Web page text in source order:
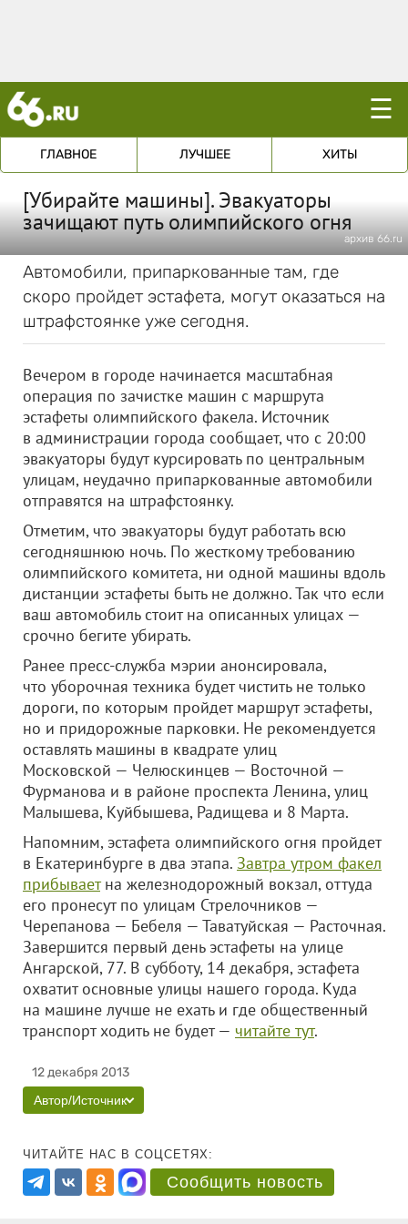
☰
ГЛАВНОЕ ЛУЧШЕЕ ХИТЫ
[Убирайте машины]. Эвакуаторы
зачищают путь олимпийского огня
архив 66.ru
Автомобили, припаркованные там, где
скоро пройдет эстафета, могут оказаться на
штрафстоянке уже сегодня.
Вечером в городе начинается масштабная
операция по зачистке машин с маршрута
эстафеты олимпийского факела. Источник
в администрации города сообщает, что с 20:00
эвакуаторы будут курсировать по центральным
улицам, неудачно припаркованные автомобили
отправятся на штрафстоянку.
Отметим, что эвакуаторы будут работать всю
сегодняшнюю ночь. По жесткому требованию
олимпийского комитета, ни одной машины вдоль
дистанции эстафеты быть не должно. Так что если
ваш автомобиль стоит на описанных улицах —
срочно бегите убирать.
Ранее пресс-служба мэрии анонсировала,
что уборочная техника будет чистить не только
дороги, по которым пройдет маршрут эстафеты,
но и придорожные парковки. Не рекомендуется
оставлять машины в квадрате улиц
Московской — Челюскинцев — Восточной —
Фурманова и в районе проспекта Ленина, улиц
Малышева, Куйбышева, Радищева и 8 Марта.
Напомним, эстафета олимпийского огня пройдет
в Екатеринбурге в два этапа. Завтра утром факел
прибываетна железнодорожный вокзал, оттуда
его пронесут по улицам Стрелочников —
Черепанова — Бебеля — Таватуйская — Расточная.
Завершится первый день эстафеты на улице
Ангарской, 77. В субботу, 14 декабря, эстафета
охватит основные улицы нашего города. Куда
на машине лучше не ехать и где общественный
транспорт ходить не будет — читайте тут.
12 декабря 2013
Автор/Источник
ЧИТАЙТЕ НАС В СОЦСЕТЯХ:
Сообщить новость